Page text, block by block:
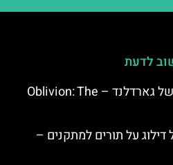
לדעת
רכבת ההרים המפחידה של גארדלנד – Oblivion: The
על תורים למתקנים –